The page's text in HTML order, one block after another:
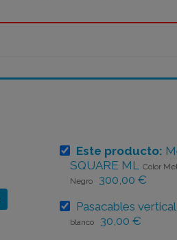
Este producto:
SQUARE ML
Color
Negro
300,00 €
Pasacables
blanco
30,00 €